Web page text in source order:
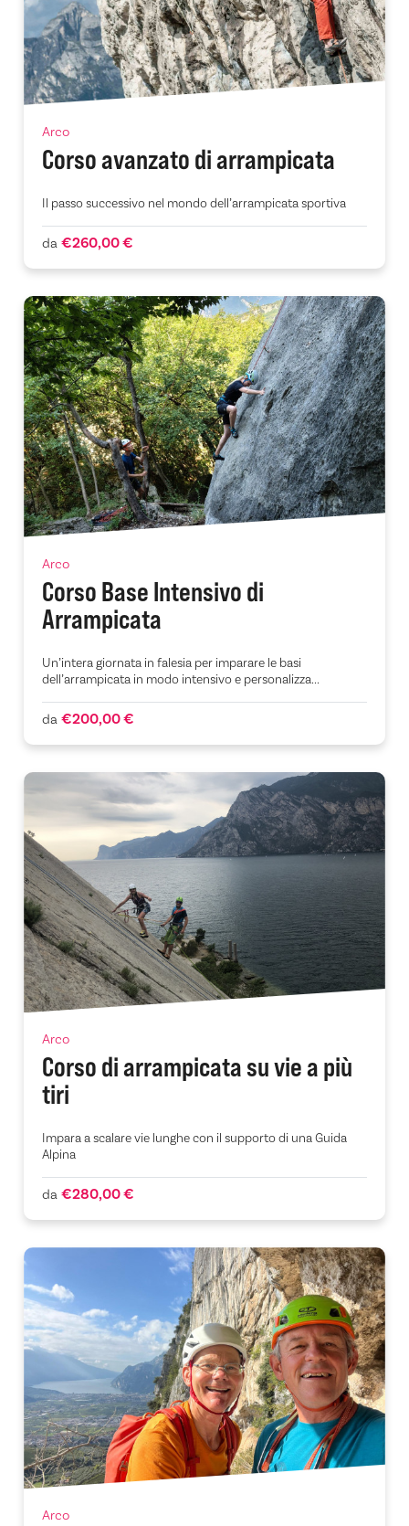
Arco
Corso avanzato di arrampicata
Il passo successivo nel mondo dell’arrampicata sportiva
da€260,00 €
Arco
Corso Base Intensivo di
Arrampicata
Un’intera giornata in falesia per imparare le basi
dell’arrampicata in modo intensivo e personalizza...
da€200,00 €
Arco
Corso di arrampicata su vie a più
tiri
Impara a scalare vie lunghe con il supporto di una Guida
Alpina
da€280,00 €
Arco